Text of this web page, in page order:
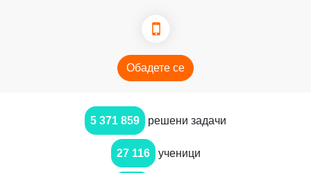
Обадете се
5 371 859 решени задачи
27 116 ученици